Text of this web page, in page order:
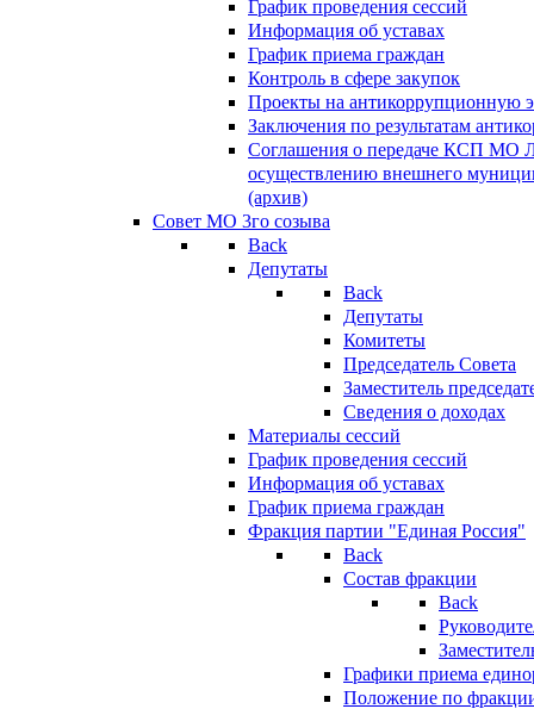
График проведения сессий
Информация об уставах
График приема граждан
Контроль в сфере закупок
Проекты на антикоррупционную
Заключения по результатам
Соглашения о передаче КСП МО
осуществлению внешнего
(архив)
Совет МО 3го созыва
Back
Депутаты
Back
Депутаты
Комитеты
Председатель Совета
Заместитель
Сведения о доходах
Материалы сессий
График проведения сессий
Информация об уставах
График приема граждан
Фракция партии "Единая Россия"
Back
Состав фракции
Back
Графики приема
Положение по